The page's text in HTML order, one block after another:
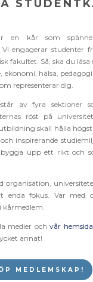
en kår som
engagerar studenter
fakultet. Så, ska du
ekonomi, hälsa,
representerar dig.
av fyra sektioner
röst på
skall hålla
inspirerande
upp ett rikt och
organisation,
enda fokus. Var med
medier ochvår hemsida
annat!
MEDLEMSKAP!